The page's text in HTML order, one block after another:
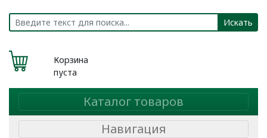
Искать
Корзина
пуста
Каталог товаров
Навигация